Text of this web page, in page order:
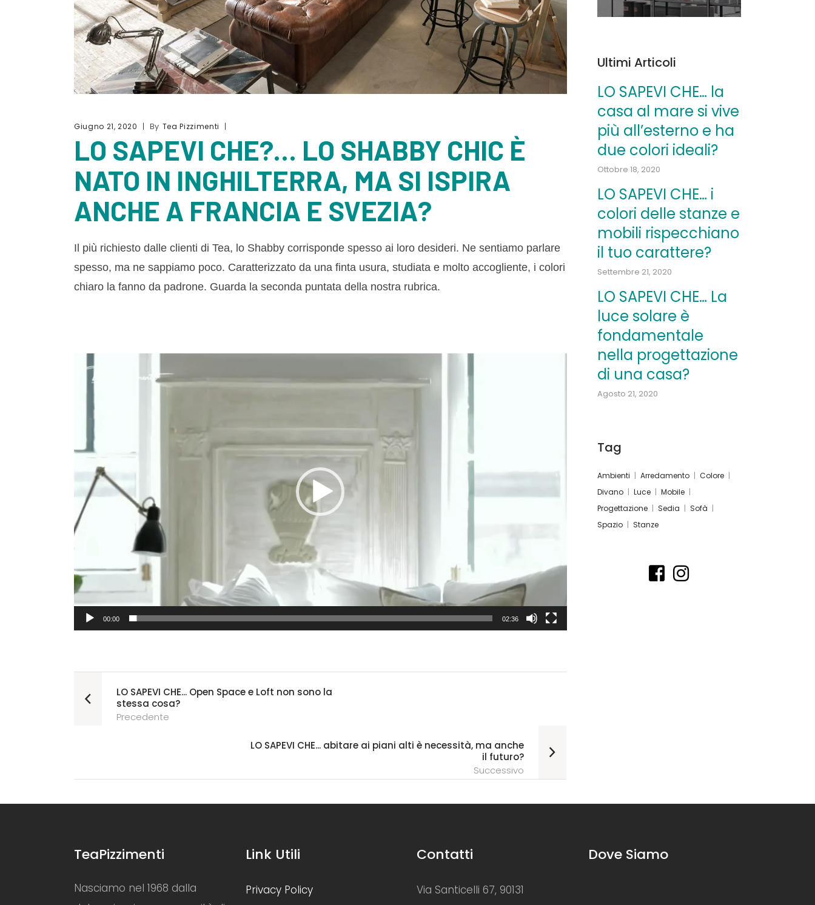
Giugno 21, 2020 By Tea Pizzimenti
LO SAPEVI CHE?… LO SHABBY CHIC È
NATO IN INGHILTERRA, MA SI ISPIRA
ANCHE A FRANCIA E SVEZIA?
Il più richiesto dalle clienti di Tea, lo Shabby corrisponde spesso ai loro desideri. Ne sentiamo parlare
spesso, ma ne sappiamo poco. Caratterizzato da una finta usura, studiata e molto accogliente, i colori
chiaro la fanno da padrone. Guarda la seconda puntata della nostra rubrica.
Player
00:00 02:36
LO SAPEVI CHE... Open Space e Loft non sono la
stessa cosa?
Precedente
LO SAPEVI CHE... abitare ai piani alti è necessità, ma anche
il futuro?
Successivo
Ultimi Articoli
LO SAPEVI CHE… la
casa al mare si vive
più all’esterno e ha
due colori ideali?
Ottobre 18, 2020
LO SAPEVI CHE… i
colori delle stanze e
mobili rispecchiano
il tuo carattere?
Settembre 21, 2020
LO SAPEVI CHE… La
luce solare è
fondamentale
nella progettazione
di una casa?
Agosto 21, 2020
Tag
Ambienti Arredamento
Colore
Divano
Luce
Mobile
Progettazione
Sedia
Sofà
Spazio
Stanze
TeaPizzimenti
Nasciamo nel 1968 dalla
Link Utili
Privacy Policy
Contatti
Via Santicelli 67, 90131
Dove Siamo